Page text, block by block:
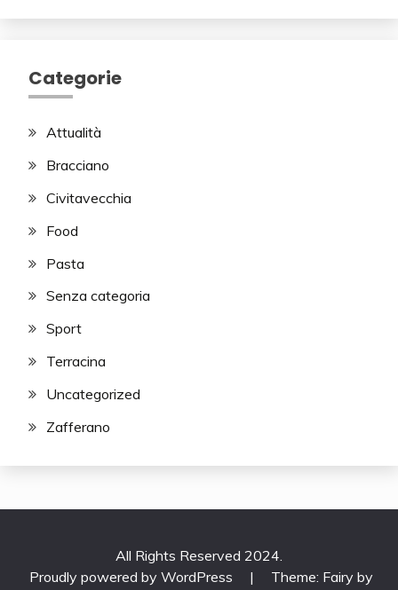
Categorie
Attualità
Bracciano
Civitavecchia
Food
Pasta
Senza categoria
Sport
Terracina
Uncategorized
Zafferano
All Rights Reserved 2024.
Proudly powered by WordPress
|
Theme: Fairy by